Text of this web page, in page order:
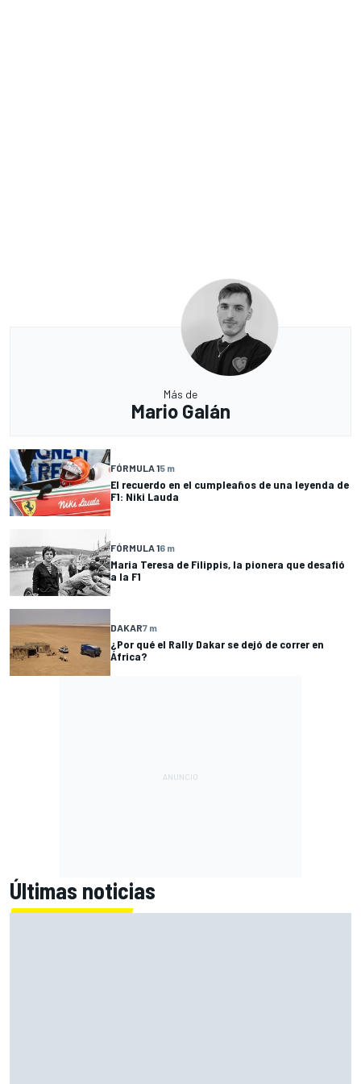
Más de
Mario Galán
FÓRMULA 15 m
El recuerdo en el cumpleaños de una leyenda de
F1: Niki Lauda
FÓRMULA 16 m
Maria Teresa de Filippis, la pionera que desafió
a la F1
DAKAR7 m
¿Por qué el Rally Dakar se dejó de correr en
África?
Últimas noticias